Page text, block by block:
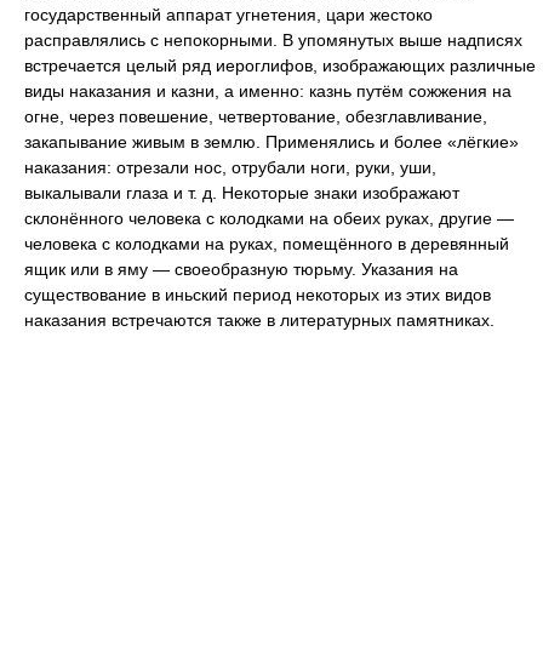
государственный аппарат угнетения, цари жестоко
расправлялись с непокорными. В упомянутых выше надписях
встречается целый ряд иероглифов, изображающих различные
виды наказания и казни, а именно: казнь путём сожжения на
огне, через повешение, четвертование, обезглавливание,
закапывание живым в землю. Применялись и более «лёгкие»
наказания: отрезали нос, отрубали ноги, руки, уши,
выкалывали глаза и т. д. Некоторые знаки изображают
склонённого человека с колодками на обеих руках, другие —
человека с колодками на руках, помещённого в деревянный
ящик или в яму — своеобразную тюрьму. Указания на
существование в иньский период некоторых из этих видов
наказания встречаются также в литературных памятниках.